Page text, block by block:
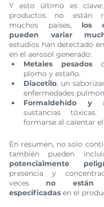
Y esto último es
productos no están
muchos países, los
pueden variar
estudios han detectado
en el aerosol generado:
Metales pesados
plomo y estaño.
Diacetilo, un
enfermedades
Formaldehído y
sustancias tóxicas
formarse al calentar
En resumen, no solo
también pueden
potencialmente
presencia y
veces no están
especificadas en el